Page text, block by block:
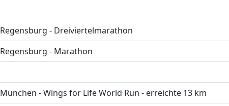
Regensburg - Dreiviertelmarathon
Regensburg - Marathon
München - Wings for Life World Run - erreichte 13 km